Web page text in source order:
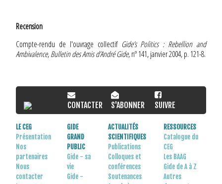
Recension
Compte-rendu de l'ouvrage collectif Gide’s Politics : Rebellion and
Ambivalence,Bulletin des Amis d’André Gide, nº 141, janvier 2004, p. 121-8.
CONTACTER S'ABONNER SUIVRE
LE CEG
Présentation
Nos
partenaires
Nous
contacter
GIDE
GRAND
PUBLIC
Gide - sa
vie
Gide -
ACTUALITÉS
SCIENTIFIQUES
Publications
Colloques et
conférences
Soutenances
RESSOURCES
Catalogue du
CEG
Les BAAG
Gide de A à Z
Autres